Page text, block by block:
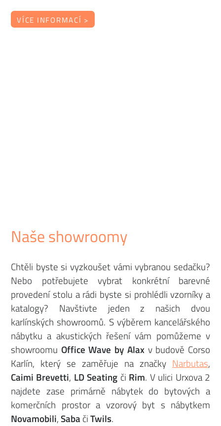
VÍCE INFORMACÍ >
Naše showroomy
Chtěli byste si vyzkoušet vámi vybranou sedačku?
Nebo potřebujete vybrat konkrétní barevné
provedení stolu a rádi byste si prohlédli vzorníky a
katalogy? Navštivte jeden z našich dvou
karlínských showroomů. S výběrem kancelářského
nábytku a akustických řešení vám pomůžeme v
showroomu Office Wave by Alaxv budově Corso
Karlín, který se zaměřuje na značky Narbutas,
Caimi Brevetti, LD Seating či Rim. V ulici Urxova 2
najdete zase primárně nábytek do bytových a
komerčních prostor a vzorový byt s nábytkem
Novamobili,Saba čiTwils.